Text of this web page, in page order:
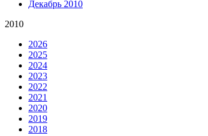
Декабрь 2010
2010
2026
2025
2024
2023
2022
2021
2020
2019
2018